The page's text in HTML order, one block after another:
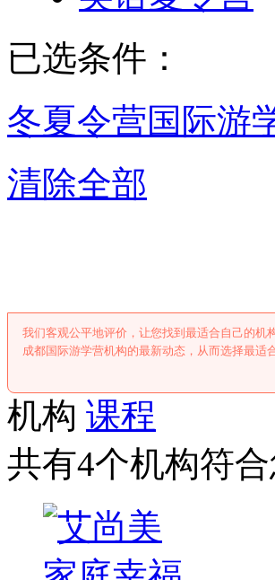
已选条件：
冬夏令营国际游
清除全部
我们客观公平地评价，让您找到最适合自己的机
成都国际游学营机构的最新动态，从而选择最适
机构 课程
共有4个机构符